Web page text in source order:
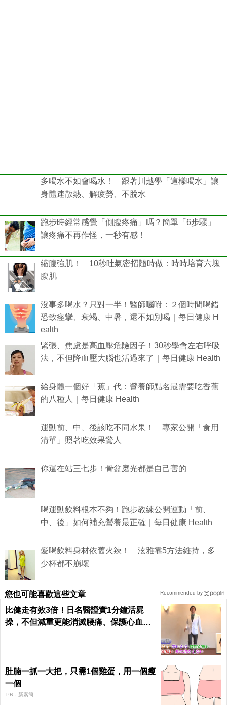
多喝水不如會喝水！ 跟著川越學「這樣喝水」讓
身體速散熱、解疲勞、不脫水
跑步時經常感覺「側腹疼痛」嗎？簡單「6步驟」
讓疼痛不再作怪，一秒有感！
縮腹強肌！ 10秒吐氣密招隨時做：時時培育六塊
腹肌
沒事多喝水？只對一半！醫師囑咐：２個時間喝錯
恐致痙攣、衰竭、中暑，還不如別喝｜每日健康 H
ealth
緊張、焦慮是高血壓危險因子！30秒學會左右呼吸
法，不但降血壓大腦也活過來了｜每日健康 Health
給身體一個好「蕉」代：營養師點名最需要吃香蕉
的八種人｜每日健康 Health
運動前、中、後該吃不同水果！ 專家公開「食用
清單」照著吃效果驚人
你還在站三七步！骨盆磨光都是自己害的
喝運動飲料根本不夠！跑步教練公開運動「前、
中、後」如何補充營養最正確｜每日健康 Health
愛喝飲料身材依舊火辣！ 泫雅靠5方法維持，多
少杯都不崩壞
您也可能喜歡這些文章
比健走有效3倍！日名醫證實1分鐘活屍
操，不但減重更能消滅腰痛、保護心血管
肚腩一抓一大把，只需1個雞蛋，用一個瘦
一個
PR．新素簡
Recommended by